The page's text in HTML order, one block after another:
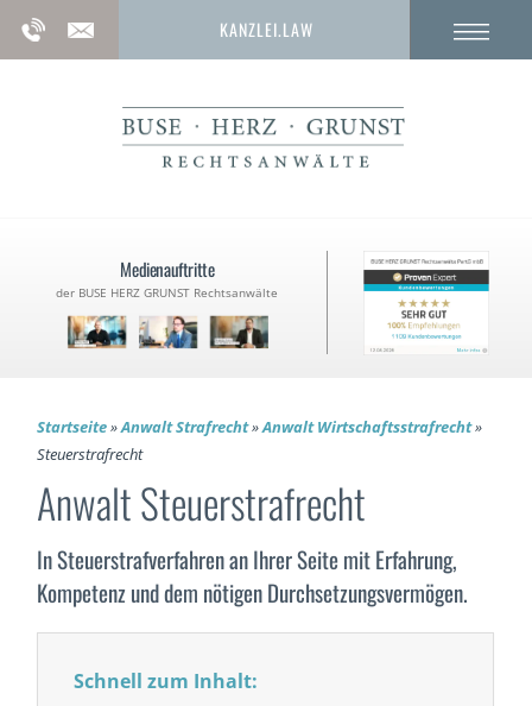
KANZLEI.LAW
Medienauftritte
der BUSE HERZ GRUNST Rechtsanwälte
Startseite»Anwalt Strafrecht»Anwalt Wirtschaftsstrafrecht»
Steuerstrafrecht
Anwalt Steuerstrafrecht
In Steuerstrafverfahren an Ihrer Seite mit Erfahrung,
Kompetenz und dem nötigen Durchsetzungsvermögen.
Schnell zum Inhalt: